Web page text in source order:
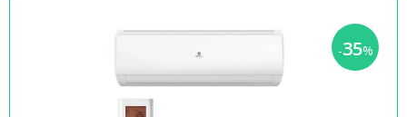
-35%